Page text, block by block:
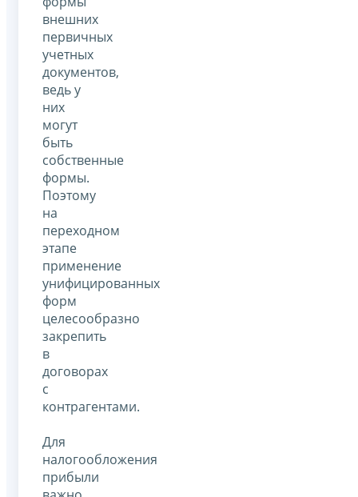
внешних
первичных
учетных
документов,
ведь у
них
могут
быть
собственные
формы.
Поэтому
на
переходном
этапе
применение
унифицированных
форм
целесообразно
закрепить
в
договорах
с
контрагентами.
Для
налогообложения
прибыли